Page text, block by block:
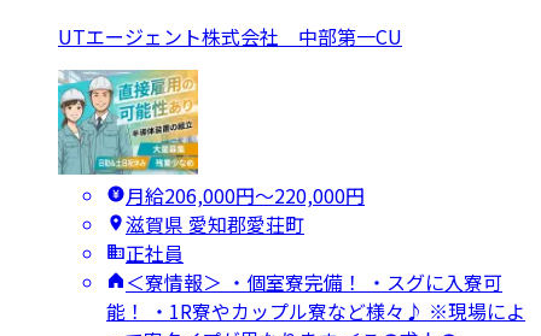
UTエージェント株式会社 中部第一CU
月給206,000円〜220,000円
滋賀県 愛知郡愛荘町
正社員
＜寮情報＞ ・個室寮完備！ ・スグに入寮可
能！ ・1R寮やカップル寮など様々♪ ※現場によ